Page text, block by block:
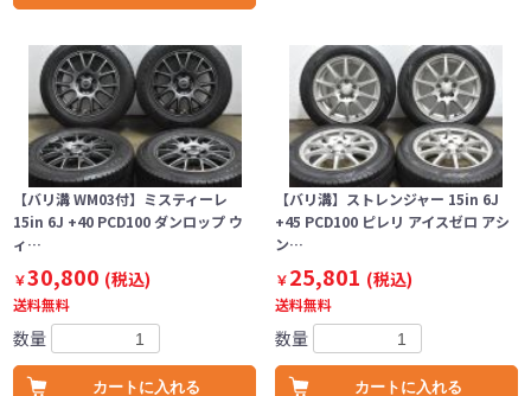
【バリ溝 WM03付】ミスティーレ
15in 6J +40 PCD100 ダンロップ ウ
ィ…
￥30,800 (税込)
送料無料
数量
カートに入れる
【バリ溝】ストレンジャー 15in 6J
+45 PCD100 ピレリ アイスゼロ アシ
ン…
￥25,801 (税込)
送料無料
数量
カートに入れる